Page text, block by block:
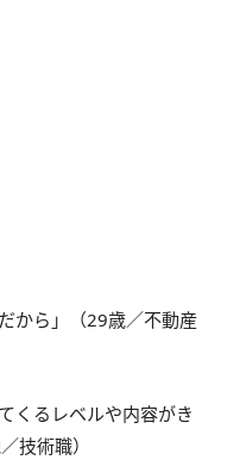
から」（29歳／不動産
くるレベルや内容がき
技術職）